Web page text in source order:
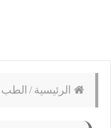
الرئيسية / الطب